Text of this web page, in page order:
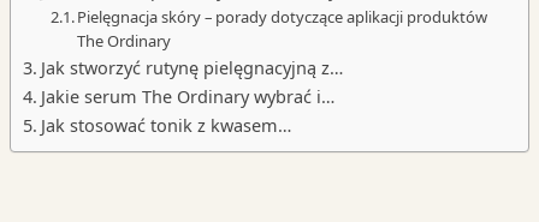
Pielęgnacja skóry – porady dotyczące aplikacji produktów
The Ordinary
Jak stworzyć rutynę pielęgnacyjną z…
Jakie serum The Ordinary wybrać i…
Jak stosować tonik z kwasem…